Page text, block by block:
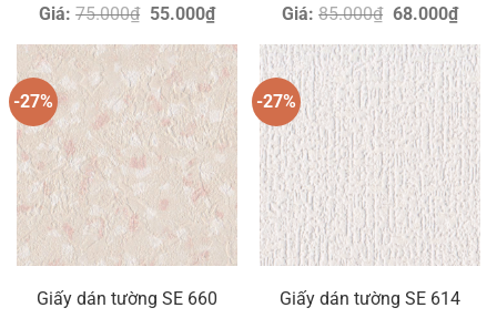
Giá: 75.000₫ Giá
là:
75.000₫.
55.000₫Giá
hiện
tại
là:
55.000₫.
Giá: 85.000₫ Giá
là:
85.000₫.
68.000₫Giá
hiện
tại
là:
-27%
Giấy dán tường SE 660
-27%
Giấy dán tường SE 614